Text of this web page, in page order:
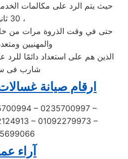
حيث يتم الرد على مكالمات
30 ثانية ،
حتى في وقت الذروة مرات من خلال
والمهنيين
الذين هم على استعداد دائمًا للرد
شارب فى
ارقام صيانة
– 0235700997 –
– 01092279973 –
آراء